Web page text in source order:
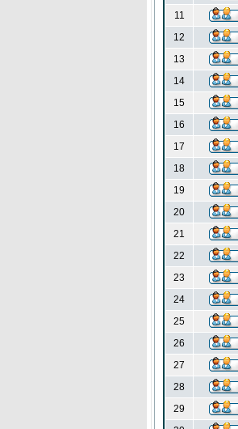
11
12
13
14
15
16
17
18
19
20
21
22
23
24
25
26
27
28
29